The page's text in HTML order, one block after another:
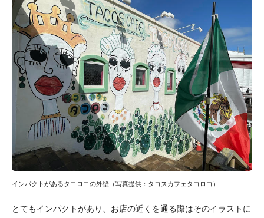
インパクトがあるタコロコの外壁（写真提供：タコスカフェタコロコ）
とてもインパクトがあり、お店の近くを通る際はそのイラストに